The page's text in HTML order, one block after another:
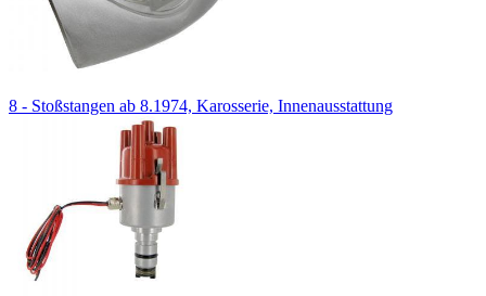
8 - Stoßstangen ab 8.1974, Karosserie, Innenausstattung